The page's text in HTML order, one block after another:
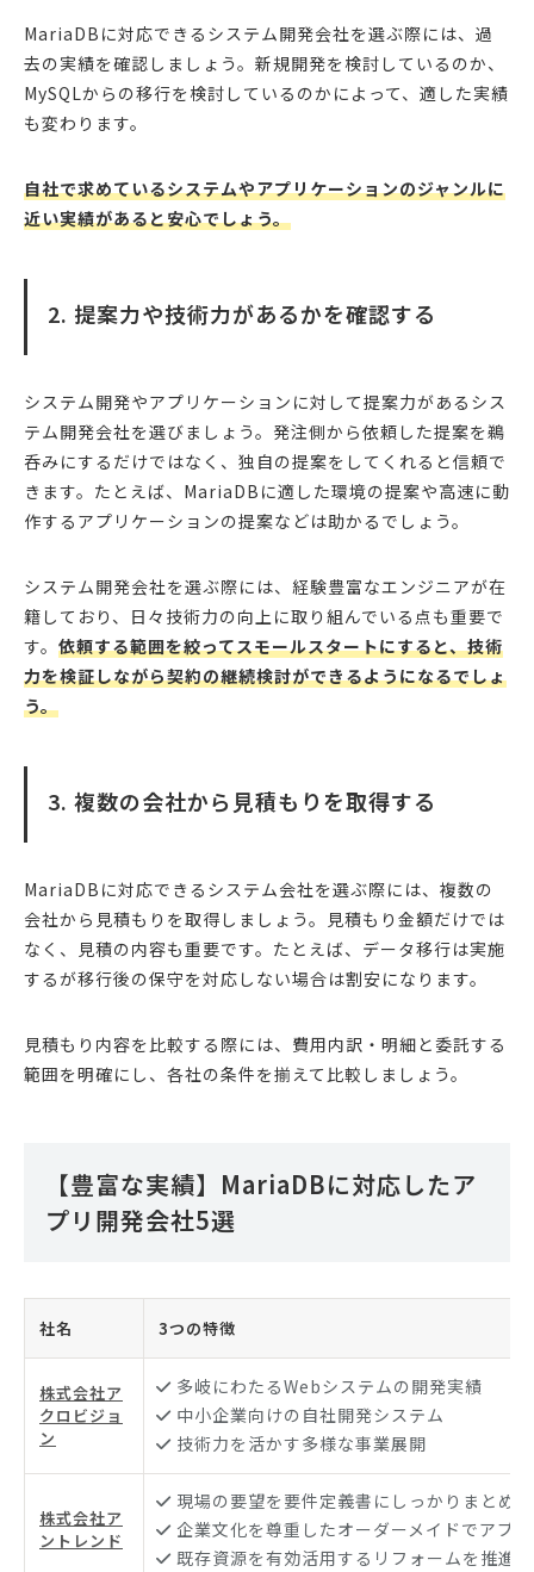
MariaDBに対応できるシステム開発会社を選ぶ際には、過
去の実績を確認しましょう。新規開発を検討しているのか、
MySQLからの移行を検討しているのかによって、適した実績
も変わります。
自社で求めているシステムやアプリケーションのジャンルに
近い実績があると安心でしょう。
2. 提案力や技術力があるかを確認する
システム開発やアプリケーションに対して提案力があるシス
テム開発会社を選びましょう。発注側から依頼した提案を鵜
呑みにするだけではなく、独自の提案をしてくれると信頼で
きます。たとえば、MariaDBに適した環境の提案や高速に動
作するアプリケーションの提案などは助かるでしょう。
システム開発会社を選ぶ際には、経験豊富なエンジニアが在
籍しており、日々技術力の向上に取り組んでいる点も重要で
す。 依頼する範囲を絞ってスモールスタートにすると、技術
力を検証しながら契約の継続検討ができるようになるでしょ
う。
3. 複数の会社から見積もりを取得する
MariaDBに対応できるシステム会社を選ぶ際には、複数の
会社から見積もりを取得しましょう。見積もり金額だけでは
なく、見積の内容も重要です。たとえば、データ移行は実施
するが移行後の保守を対応しない場合は割安になります。
見積もり内容を比較する際には、費用内訳・明細と委託する
範囲を明確にし、各社の条件を揃えて比較しましょう。
【豊富な実績】MariaDBに対応したア
プリ開発会社5選
社名 3つの特徴
株式会社ア
クロビジョ
ン
多岐にわたるWebシステムの開発実績
中小企業向けの自社開発システム
技術力を活かす多様な事業展開
株式会社ア
ントレンド
現場の要望を要件定義書にしっかりまとめ
企業文化を尊重したオーダーメイドでアプ
既存資源を有効活用するリフォームを推進